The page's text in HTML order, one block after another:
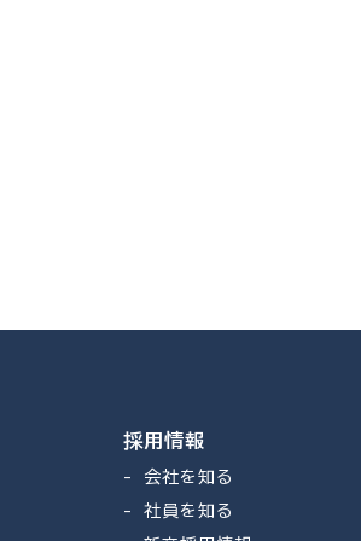
採用情報
会社を知る
社員を知る